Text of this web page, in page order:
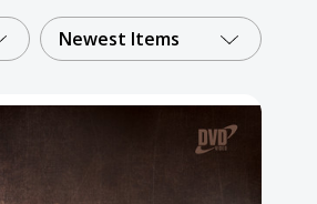
Newest Items